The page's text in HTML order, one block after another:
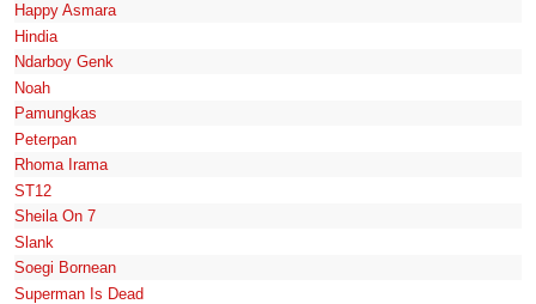
Happy Asmara
Hindia
Ndarboy Genk
Noah
Pamungkas
Peterpan
Rhoma Irama
ST12
Sheila On 7
Slank
Soegi Bornean
Superman Is Dead